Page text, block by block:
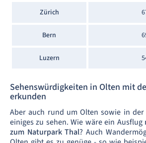
Zürich
Bern
Luzern
Sehenswürdigkeiten in Olten mit
erkunden
Aber auch rund um Olten sowie in
einiges zu sehen. Wie wäre ein Ausflug
zum Naturpark Thal? Auch